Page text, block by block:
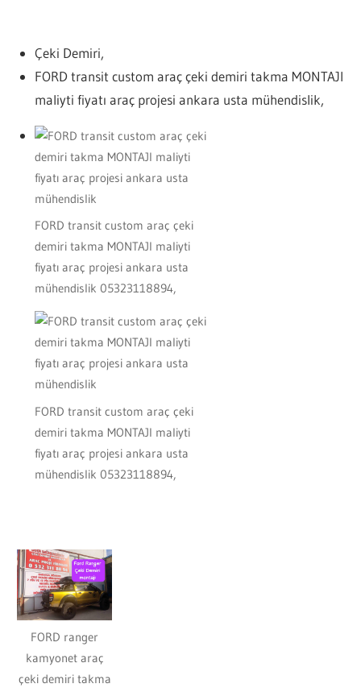
Çeki Demiri,
FORD transit custom araç çeki demiri takma MONTAJI
maliyti fiyatı araç projesi ankara usta mühendislik,
FORD transit custom araç çeki
demiri takma MONTAJI maliyti
fiyatı araç projesi ankara usta
mühendislik 05323118894,
FORD transit custom araç çeki
demiri takma MONTAJI maliyti
fiyatı araç projesi ankara usta
mühendislik 05323118894,
FORD ranger
kamyonet araç
çeki demiri takma